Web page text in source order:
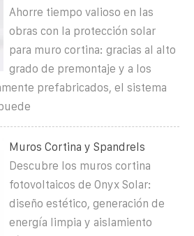
Ahorre tiempo valioso en las
obras con la protección solar
para muro cortina: gracias al alto
grado de premontaje y a los
prefabricados, el sistema
Muros Cortina y Spandrels
Descubre los muros cortina
fotovoltaicos de Onyx Solar:
diseño estético, generación de
energía limpia y aislamiento